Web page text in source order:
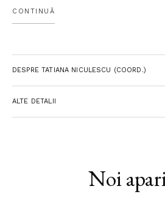
pisicilor (Ce vrăji a mai făcut pisica mea
manifestat comic dezacordul,
MIHAELA BĂRBUȘ • IOANA
• RADU COROZEL • WILHELM
FRĂȚILĂ • DORIAN GALBINSKI
CRISTIAN TUDOR POPESCU •
DUMITRA RÂȘNOVEANU •
CONTINUĂ
DESPRE TATIANA NICULESCU (COORD.)
ALTE DETALII
Noi